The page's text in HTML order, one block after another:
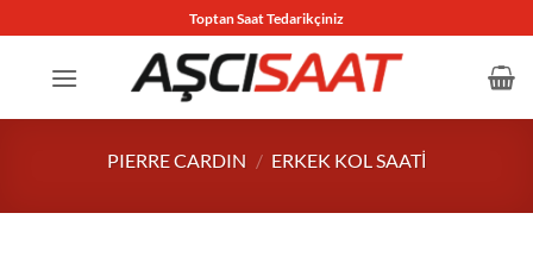
atla
Toptan Saat Tedarikçiniz
PIERRE CARDIN / ERKEK KOL SAATI